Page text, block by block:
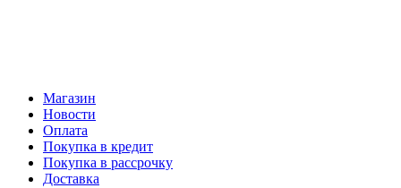
Магазин
Новости
Оплата
Покупка в кредит
Покупка в рассрочку
Доставка